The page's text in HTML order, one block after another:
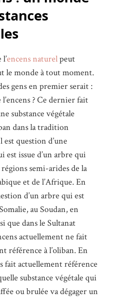
encens naturelpeut
le monde à tout moment.
gens en premier serait :
l’encens ? Ce dernier fait
substance végétale
dans la tradition
question d’une
est issue d’un arbre qui
semi-arides de la
et de l’Afrique. En
d’un arbre qui est
au Soudan, en
que dans le Sultanat
actuellement ne fait
référence à l’oliban. En
fait actuellement référence
substance végétale qui
ou brulée va dégager un